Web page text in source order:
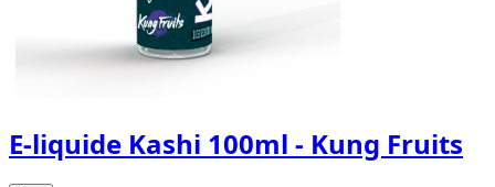
E-liquide Kashi 100ml - Kung Fruits